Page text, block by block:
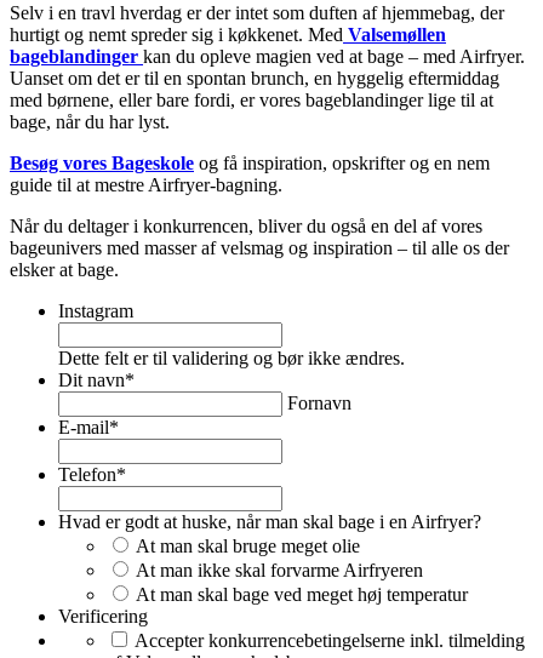
Selv i en travl hverdag er der intet som duften af hjemmebag, der
hurtigt og nemt spreder sig i køkkenet. Med Valsemøllen
bageblandinger kan du opleve magien ved at bage – med Airfryer.
Uanset om det er til en spontan brunch, en hyggelig eftermiddag
med børnene, eller bare fordi, er vores bageblandinger lige til at
bage, når du har lyst.
Besøg vores Bageskole og få inspiration, opskrifter og en nem
guide til at mestre Airfryer-bagning.
Når du deltager i konkurrencen, bliver du også en del af vores
bageunivers med masser af velsmag og inspiration – til alle os der
elsker at bage.
Instagram
Dette felt er til validering og bør ikke ændres.
Dit navn*
Fornavn
E-mail*
Telefon*
Hvad er godt at huske, når man skal bage i en Airfryer?
At man skal bruge meget olie
At man ikke skal forvarme Airfryeren
At man skal bage ved meget høj temperatur
Verificering
Accepter konkurrencebetingelserne inkl. tilmelding